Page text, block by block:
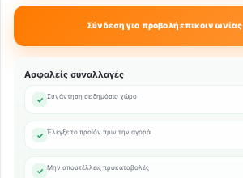
Σύνδεση για προβολή επικοινωνίας
Ασφαλείς συναλλαγές
✓ Συνάντηση σε δημόσιο χώρο
✓ Έλεγξε το προϊόν πριν την αγορά
✓ Μην αποστέλλεις προκαταβολές